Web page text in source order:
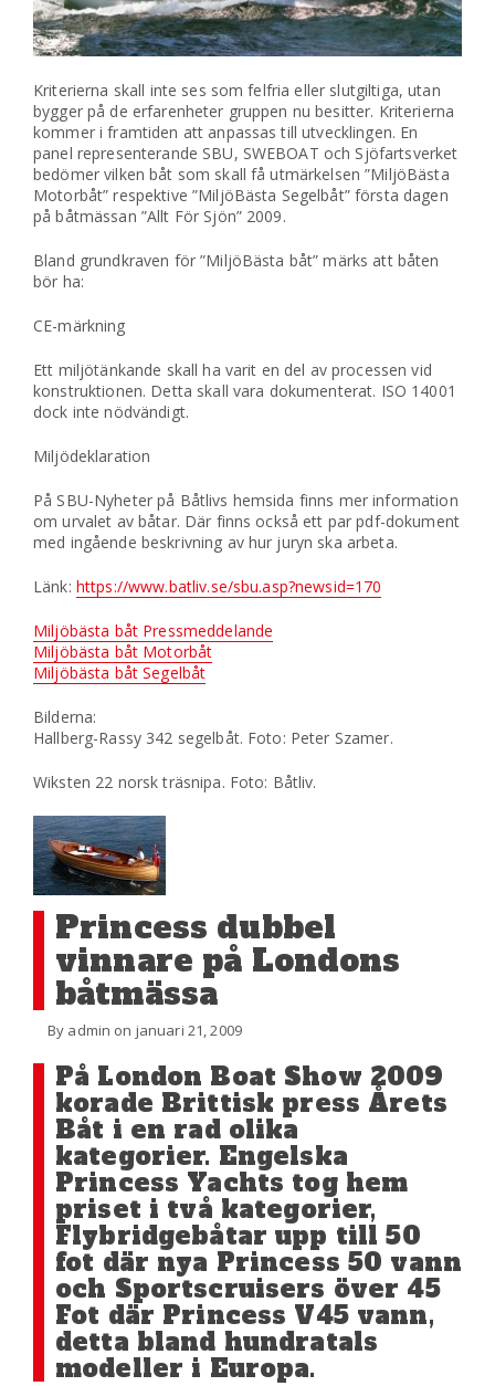
Kriterierna skall inte ses som felfria eller slutgiltiga, utan
bygger på de erfarenheter gruppen nu besitter. Kriterierna
kommer i framtiden att anpassas till utvecklingen. En
panel representerande SBU, SWEBOAT och Sjöfartsverket
bedömer vilken båt som skall få utmärkelsen ”MiljöBästa
Motorbåt” respektive ”MiljöBästa Segelbåt” första dagen
på båtmässan ”Allt För Sjön” 2009.
Bland grundkraven för ”MiljöBästa båt” märks att båten
bör ha:
CE-märkning
Ett miljötänkande skall ha varit en del av processen vid
konstruktionen. Detta skall vara dokumenterat. ISO 14001
dock inte nödvändigt.
Miljödeklaration
På SBU-Nyheter på Båtlivs hemsida finns mer information
om urvalet av båtar. Där finns också ett par pdf-dokument
med ingående beskrivning av hur juryn ska arbeta.
Länk: https://www.batliv.se/sbu.asp?newsid=170
Miljöbästa båt Pressmeddelande
Miljöbästa båt Motorbåt
Miljöbästa båt Segelbåt
Bilderna:
Hallberg-Rassy 342 segelbåt. Foto: Peter Szamer.
Wiksten 22 norsk träsnipa. Foto: Båtliv.
Princess dubbel
vinnare på Londons
båtmässa
By admin on januari 21, 2009
På London Boat Show 2009
korade Brittisk press Årets
Båt i en rad olika
kategorier. Engelska
Princess Yachts tog hem
priset i två kategorier,
Flybridgebåtar upp till 50
fot där nya Princess 50 vann
och Sportscruisers över 45
Fot där Princess V45 vann,
detta bland hundratals
modeller i Europa.